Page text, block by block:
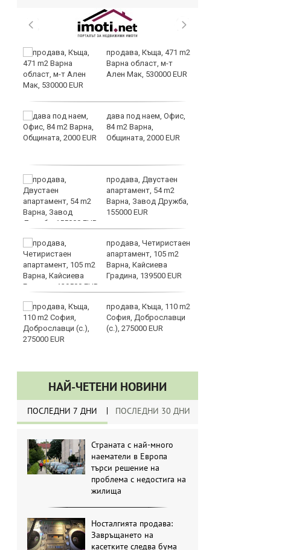
продава, Къща, 471 m2
Варна област, м-т
Ален Мак, 530000 EUR
дава под наем, Офис,
84 m2 Варна,
Общината, 2000 EUR
продава, Двустаен
апартамент, 54 m2
Варна, Завод Дружба,
155000 EUR
продава, Четиристаен
апартамент, 105 m2
Варна, Кайсиева
Градина, 139500 EUR
продава, Къща, 110 m2
София, Доброславци
(с.), 275000 EUR
НАЙ-ЧЕТЕНИ НОВИНИ
ПОСЛЕДНИ 7 ДНИ ПОСЛЕДНИ 30 ДНИ
Страната с най-много
наематели в Европа
търси решение на
проблема с недостига на
жилища
Носталгията продава:
Завръщането на
касетките следва бума